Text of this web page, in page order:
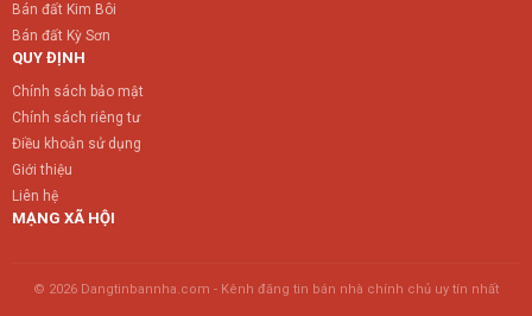
Bán đất Kim Bôi
Bán đất Kỳ Sơn
QUY ĐỊNH
Chính sách bảo mật
Chính sách riêng tư
Điều khoản sử dụng
Giới thiệu
Liên hệ
MẠNG XÃ HỘI
© 2026 Dangtinbannha.com - Kênh đăng tin bán nhà chính chủ uy tín nhất